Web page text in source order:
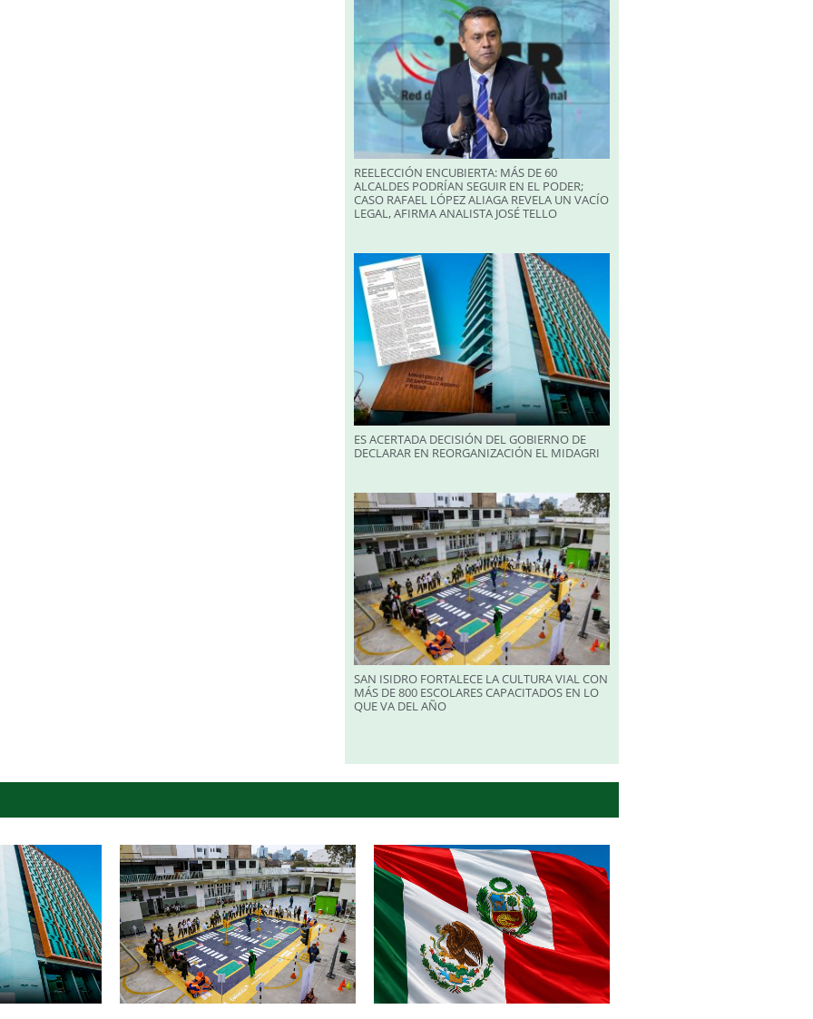
REELECCIÓN ENCUBIERTA: MÁS DE 60
ALCALDES PODRÍAN SEGUIR EN EL PODER;
CASO RAFAEL LÓPEZ ALIAGA REVELA UN VACÍO
LEGAL, AFIRMA ANALISTA JOSÉ TELLO
ES ACERTADA DECISIÓN DEL GOBIERNO DE
DECLARAR EN REORGANIZACIÓN EL MIDAGRI
SAN ISIDRO FORTALECE LA CULTURA VIAL CON
MÁS DE 800 ESCOLARES CAPACITADOS EN LO
QUE VA DEL AÑO